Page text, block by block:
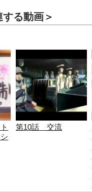
る動画＞
第10話 交流